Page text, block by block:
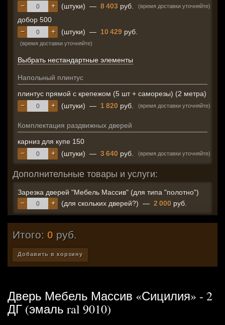
+
− (штуки) — 8 403 руб. (время доставки уточняйте)
добор 500
+
− (штуки) — 10 429 руб.
(время доставки уточняйте)
Выбрать нестандартные элементы
Напольный плинтус
плинтус прямой с крепежом (5 шт + саморезы) (2 метра)
+
− (штуки) — 1 820 руб. (время доставки уточняйте)
Комплектация раздвижных дверей
карниз для купе 150
+
− (штуки) — 3 640 руб. (время доставки уточняйте)
Дополнительные товары и услуги:
Зарезка дверей "Мебель Массив" (для типа "полотно")
+
− (для скольких дверей?) — 2 000 руб.
Итого: 0 руб.
Добавить в корзину
Дверь Мебель Массив «Сицилия» - 2
ДГ (эмаль ral 9010)